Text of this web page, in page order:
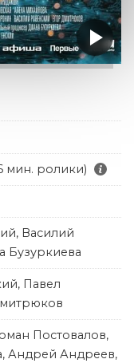
мин. ролики)
Василий
Бузуркиева
Павел
Постовалов,
Андрей Андреев,